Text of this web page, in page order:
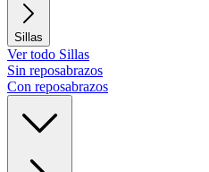
Sillas
Ver todo Sillas
Sin reposabrazos
Con reposabrazos